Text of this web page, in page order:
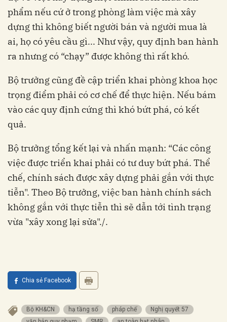
phẩm nếu cứ ở trong phòng làm việc mà xây
dựng thì không biết người bán và người mua là
ai, họ có yêu cầu gì... Như vậy, quy định ban hành
ra nhưng có “chạy” được không thì rất khó.
Bộ trưởng cũng đề cập triển khai phòng khoa học
trọng điểm phải có cơ chế để thực hiện. Nếu bám
vào các quy định cứng thì khó bứt phá, có kết
quả.
Bộ trưởng tổng kết lại và nhấn mạnh: “Các công
việc được triển khai phải có tư duy bứt phá. Thể
chế, chính sách được xây dựng phải gắn với thực
tiễn". Theo Bộ trưởng, việc ban hành chính sách
không gắn với thực tiễn thì sẽ dẫn tới tình trạng
vừa "xây xong lại sửa"./.
Chia sẻ Facebook
Bộ KH&CN hạ tầng số pháp chế
Nghị quyết 57